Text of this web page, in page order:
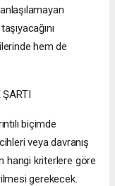
hem de
ŞARTI
biçimde
veya davranış
hangi kriterlere göre
gerekecek.